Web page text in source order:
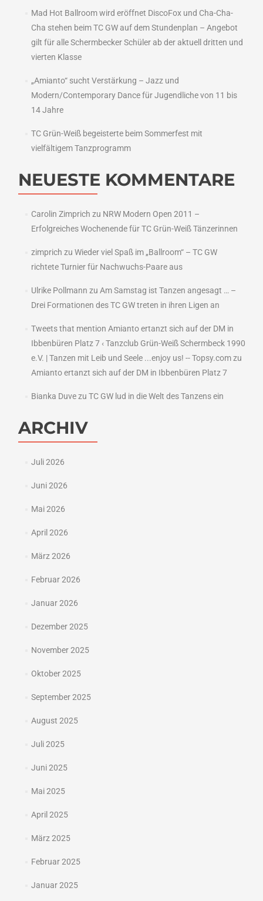
Mad Hot Ballroom wird eröffnet DiscoFox und Cha-Cha-
Cha stehen beim TC GW auf dem Stundenplan – Angebot
gilt für alle Schermbecker Schüler ab der aktuell dritten und
vierten Klasse
„Amianto“ sucht Verstärkung – Jazz und
Modern/Contemporary Dance für Jugendliche von 11 bis
14 Jahre
TC Grün-Weiß begeisterte beim Sommerfest mit
vielfältigem Tanzprogramm
NEUESTE KOMMENTARE
Carolin Zimprich zu NRW Modern Open 2011 –
Erfolgreiches Wochenende für TC Grün-Weiß Tänzerinnen
zimprich zu Wieder viel Spaß im „Ballroom“ – TC GW
richtete Turnier für Nachwuchs-Paare aus
Ulrike Pollmann zu Am Samstag ist Tanzen angesagt … –
Drei Formationen des TC GW treten in ihren Ligen an
Tweets that mention Amianto ertanzt sich auf der DM in
Ibbenbüren Platz 7 ‹ Tanzclub Grün-Weiß Schermbeck 1990
e.V. | Tanzen mit Leib und Seele ...enjoy us! -- Topsy.comzu
Amianto ertanzt sich auf der DM in Ibbenbüren Platz 7
Bianka Duvezu TC GW lud in die Welt des Tanzens ein
ARCHIV
Juli 2026
Juni 2026
Mai 2026
April 2026
März 2026
Februar 2026
Januar 2026
Dezember 2025
November 2025
Oktober 2025
September 2025
August 2025
Juli 2025
Juni 2025
Mai 2025
April 2025
März 2025
Februar 2025
Januar 2025